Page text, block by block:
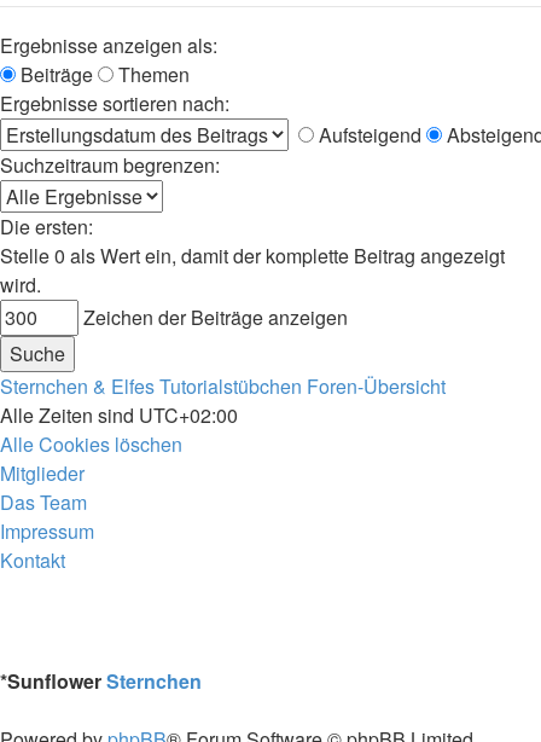
Ergebnisse anzeigen als:
Beiträge
Themen
Ergebnisse sortieren nach:
Aufsteigend
Suchzeitraum begrenzen:
Die ersten:
Stelle 0 als Wert ein, damit der komplette Beitrag angezeigt
wird.
Zeichen der Beiträge anzeigen
Sternchen & Elfes Tutorialstübchen Foren-Übersicht
Alle Zeiten sind UTC+02:00
Alle Cookies löschen
Mitglieder
Das Team
Impressum
Kontakt
*SunflowerSternchen